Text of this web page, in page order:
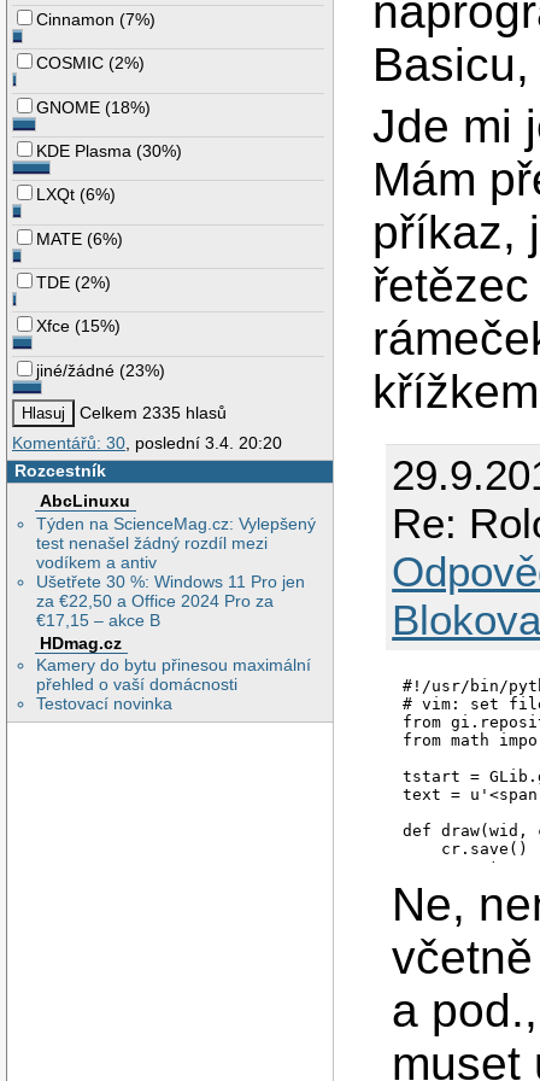
Cinnamon (7%)
COSMIC (2%)
GNOME (18%)
KDE Plasma (30%)
LXQt (6%)
MATE (6%)
TDE (2%)
Xfce (15%)
jiné/žádné (23%)
Celkem 2335 hlasů
Komentářů: 30, poslední 3.4. 20:20
Rozcestník
AbcLinuxu
Týden na ScienceMag.cz: Vylepšený
test nenašel žádný rozdíl mezi
vodíkem a antiv
Ušetřete 30 %: Windows 11 Pro jen
za €22,50 a Office 2024 Pro za
€17,15 – akce B
HDmag.cz
Kamery do bytu přinesou maximální
přehled o vaší domácnosti
Testovací novinka
Jde mi
Mám
příkaz,
Re:
#!/usr/bin/
# vim: set
from
from math
tstart =
text = u'<span
def
    cr.save()
    cr.paint()
tnow =
pl =
ww =
w,h =
x = (tnow
x = w -
ctx =
Ne,
a
muset